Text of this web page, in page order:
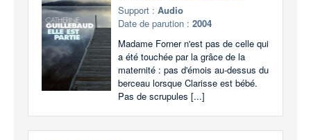
Support : Audio
Date de parution : 2004
Madame Forner n'est pas de celle qui
a été touchée par la grâce de la
maternité : pas d'émois au-dessus du
berceau lorsque Clarisse est bébé.
Pas de scrupules [...]